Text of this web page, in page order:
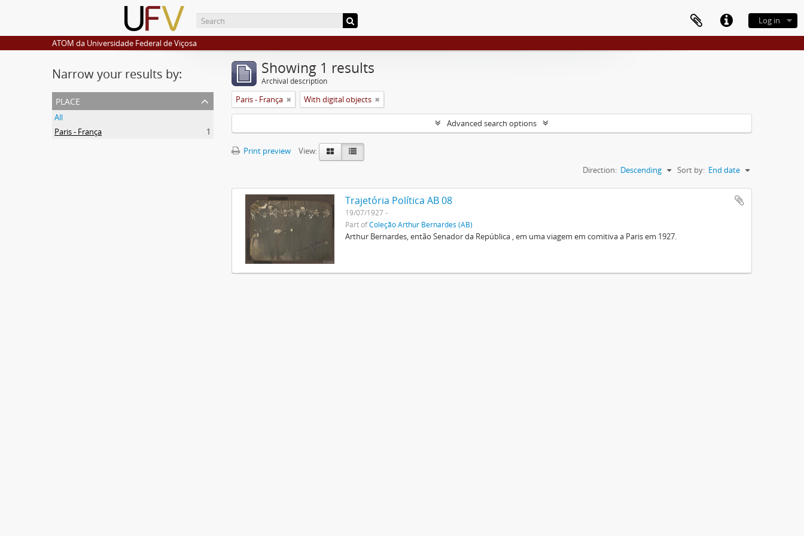
Log in
ATOM da Universidade Federal de Viçosa
Narrow your results by:
place
All
Paris - França
1
Showing 1 results
Archival description
Paris - França With digital objects
Advanced search options
Print preview
View:
Sort by: End date
Direction: Descending
Trajetória Política AB 08
19/07/1927
Part ofColeção Arthur Bernardes (AB)
Arthur Bernardes, então Senador da República , em uma viagem em comitiva a Paris em 1927.